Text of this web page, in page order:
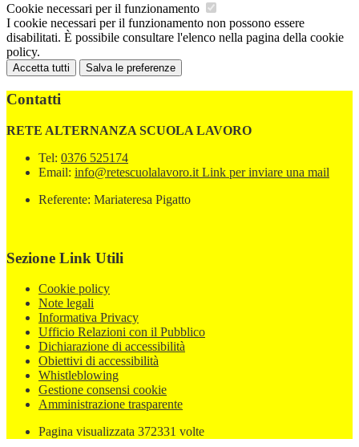
Cookie necessari per il funzionamento
I cookie necessari per il funzionamento non possono essere
disabilitati. È possibile consultare l'elenco nella pagina della cookie
policy.
Accetta tutti Salva le preferenze
Contatti
RETE ALTERNANZA SCUOLA LAVORO
Tel: 0376 525174
Email: info@retescuolalavoro.it Link per inviare una mail
Referente: Mariateresa Pigatto
Sezione Link Utili
Cookie policy
Note legali
Informativa Privacy
Ufficio Relazioni con il Pubblico
Dichiarazione di accessibilità
Obiettivi di accessibilità
Whistleblowing
Gestione consensi cookie
Amministrazione trasparente
Pagina visualizzata 372331 volte